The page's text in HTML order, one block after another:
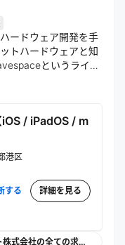
ードウェア開発を手
トハードウェアと知
というライブ
も展開。グローバル
アップとして急成長
/ iPadOS / m
港区
する 詳細を見る
NewNet, Inc. / あたらしいインターネット株式会社の全ての求人を見る